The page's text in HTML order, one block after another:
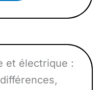
et électrique :